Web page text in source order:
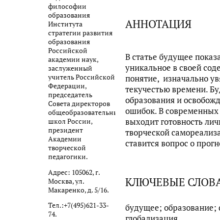
философии
образования
Института
стратегии развития
образования
Российской
академии наук,
заслуженный
учитель Российской
Федерации,
председатель
Совета директоров
общеобразовательных
школ России,
президент
Академии
творческой
педагогики.
Адрес: 105062, г.
Москва, ул.
Макаренко, д. 5/16.
Тел.:+7(495)621-33-
74.
АННОТАЦИЯ
В статье будущее
уникальное в своей
понятие, изначально
текучестью времени.
образования и
ошибок. В
выходит готовность
творческой
ставится вопрос о
КЛЮЧЕВЫЕ
будущее; образование;